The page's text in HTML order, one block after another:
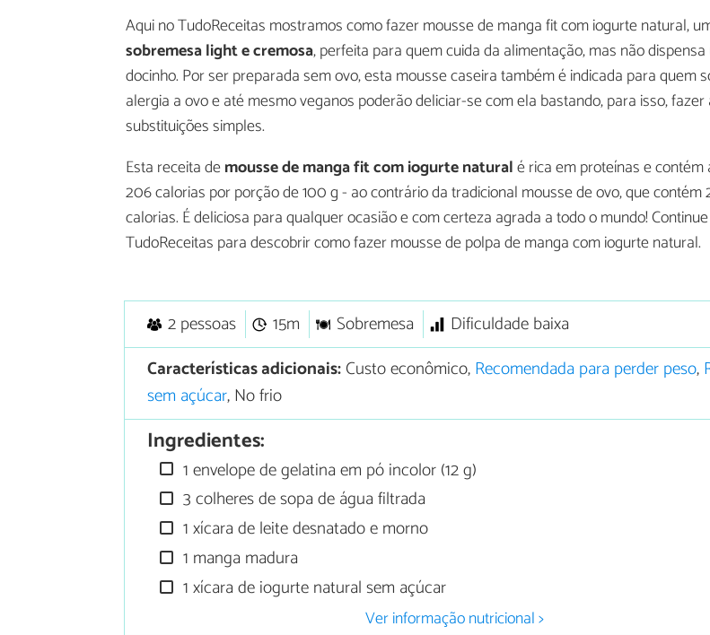
Aqui no TudoReceitas mostramos como fazer mousse de manga fit com iogurte natural,
sobremesa light e cremosa, perfeita para quem cuida da alimentação, mas não
docinho. Por ser preparada sem ovo, esta mousse caseira também é indicada para quem
alergia a ovo e até mesmo veganos poderão deliciar-se com ela bastando, para isso,
substituições simples.
Esta receita demousse de manga fit com iogurte naturalé rica em proteínas e contém
206 calorias por porção de 100 g - ao contrário da tradicional mousse de ovo, que contém
calorias. É deliciosa para qualquer ocasião e com certeza agrada a todo o mundo!
TudoReceitas para descobrir como fazer mousse de polpa de manga com iogurte natural.
2 pessoas 15m Sobremesa
Dificuldade baixa
Características adicionais:Custo econômico,Recomendada para perder peso,
sem açúcar, No frio
Ingredientes:
1 envelope de gelatina em pó incolor (12 g)
3 colheres de sopa de água filtrada
1 xícara de leite desnatado e morno
1 manga madura
1 xícara de iogurte natural sem açúcar
Ver informação nutricional >